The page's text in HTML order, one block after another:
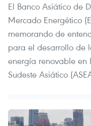
El Banco Asiático de
Mercado Energético
memorando de
para el desarrollo de
energía renovable en
Sudeste Asiático